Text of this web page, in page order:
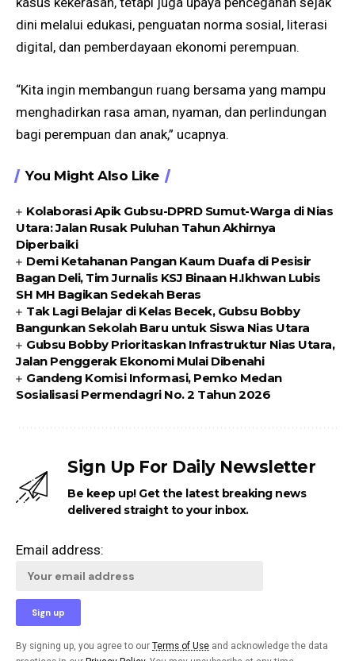
dini melalui edukasi, penguatan norma sosial, literasi
digital, dan pemberdayaan ekonomi perempuan.
“Kita ingin membangun ruang bersama yang mampu
menghadirkan rasa aman, nyaman, dan perlindungan
bagi perempuan dan anak,” ucapnya.
You Might Also Like
Kolaborasi Apik Gubsu-DPRD Sumut-Warga di Nias
Utara: Jalan Rusak Puluhan Tahun Akhirnya
Diperbaiki
Demi Ketahanan Pangan Kaum Duafa di Pesisir
Bagan Deli, Tim Jurnalis KSJ Binaan H.Ikhwan Lubis
SH MH Bagikan Sedekah Beras
Tak Lagi Belajar di Kelas Becek, Gubsu Bobby
Bangunkan Sekolah Baru untuk Siswa Nias Utara
Gubsu Bobby Prioritaskan Infrastruktur Nias Utara,
Jalan Penggerak Ekonomi Mulai Dibenahi
Gandeng Komisi Informasi, Pemko Medan
Sosialisasi Permendagri No. 2 Tahun 2026
Sign Up For Daily Newsletter
Be keep up! Get the latest breaking news
delivered straight to your inbox.
Email address:
By signing up, you agree to our Terms of Use and acknowledge the data